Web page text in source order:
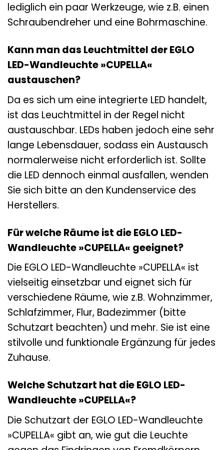
lediglich ein paar Werkzeuge, wie z.B. einen
Schraubendreher und eine Bohrmaschine.
Kann man das Leuchtmittel der EGLO
LED-Wandleuchte »CUPELLA«
austauschen?
Da es sich um eine integrierte LED handelt,
ist das Leuchtmittel in der Regel nicht
austauschbar. LEDs haben jedoch eine sehr
lange Lebensdauer, sodass ein Austausch
normalerweise nicht erforderlich ist. Sollte
die LED dennoch einmal ausfallen, wenden
Sie sich bitte an den Kundenservice des
Herstellers.
Für welche Räume ist die EGLO LED-
Wandleuchte »CUPELLA« geeignet?
Die EGLO LED-Wandleuchte »CUPELLA« ist
vielseitig einsetzbar und eignet sich für
verschiedene Räume, wie z.B. Wohnzimmer,
Schlafzimmer, Flur, Badezimmer (bitte
Schutzart beachten) und mehr. Sie ist eine
stilvolle und funktionale Ergänzung für jedes
Zuhause.
Welche Schutzart hat die EGLO LED-
Wandleuchte »CUPELLA«?
Die Schutzart der EGLO LED-Wandleuchte
»CUPELLA« gibt an, wie gut die Leuchte